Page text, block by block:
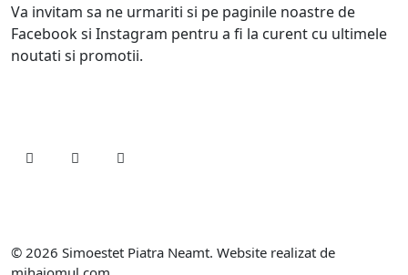
Va invitam sa ne urmariti si pe paginile noastre de
Facebook si Instagram pentru a fi la curent cu ultimele
noutati si promotii.
© 2026 Simoestet Piatra Neamt. Website realizat de